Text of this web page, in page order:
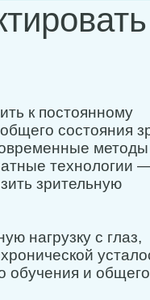
к постоянному
состояния
методы
технологии
зрительную
нагрузку с глаз,
обучения и общего